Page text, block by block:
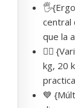
central
que la
🏋️‍♂️
kg, 20
💙